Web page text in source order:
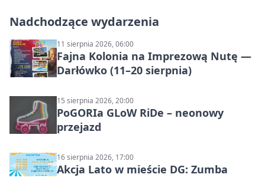
Nadchodzące wydarzenia
11 sierpnia 2026, 06:00
Fajna Kolonia na Imprezową Nutę —
Darłówko (11–20 sierpnia)
15 sierpnia 2026, 20:00
PoGORIa GLoW RiDe – neonowy
przejazd
16 sierpnia 2026, 17:00
Akcja Lato w mieście DG: Zumba